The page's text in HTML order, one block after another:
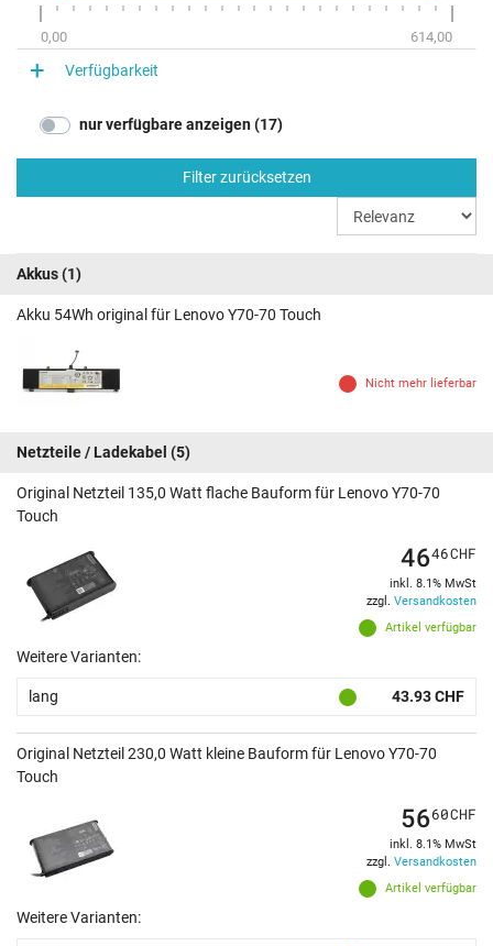
0,00 614,00
Verfügbarkeit
nur verfügbare anzeigen (17)
Filter zurücksetzen
Akkus(1)
Akku 54Wh original für Lenovo Y70-70 Touch
Nicht mehr lieferbar
Netzteile / Ladekabel (5)
Original Netzteil 135,0 Watt flache Bauform für Lenovo Y70-70
Touch
Artikel verfügbar
4646CHF
inkl. 8.1% MwSt
zzgl. Versandkosten
Weitere Varianten:
lang 43.93 CHF
Original Netzteil 230,0 Watt kleine Bauform für Lenovo Y70-70
Touch
Artikel verfügbar
5660CHF
inkl. 8.1% MwSt
zzgl. Versandkosten
Weitere Varianten: